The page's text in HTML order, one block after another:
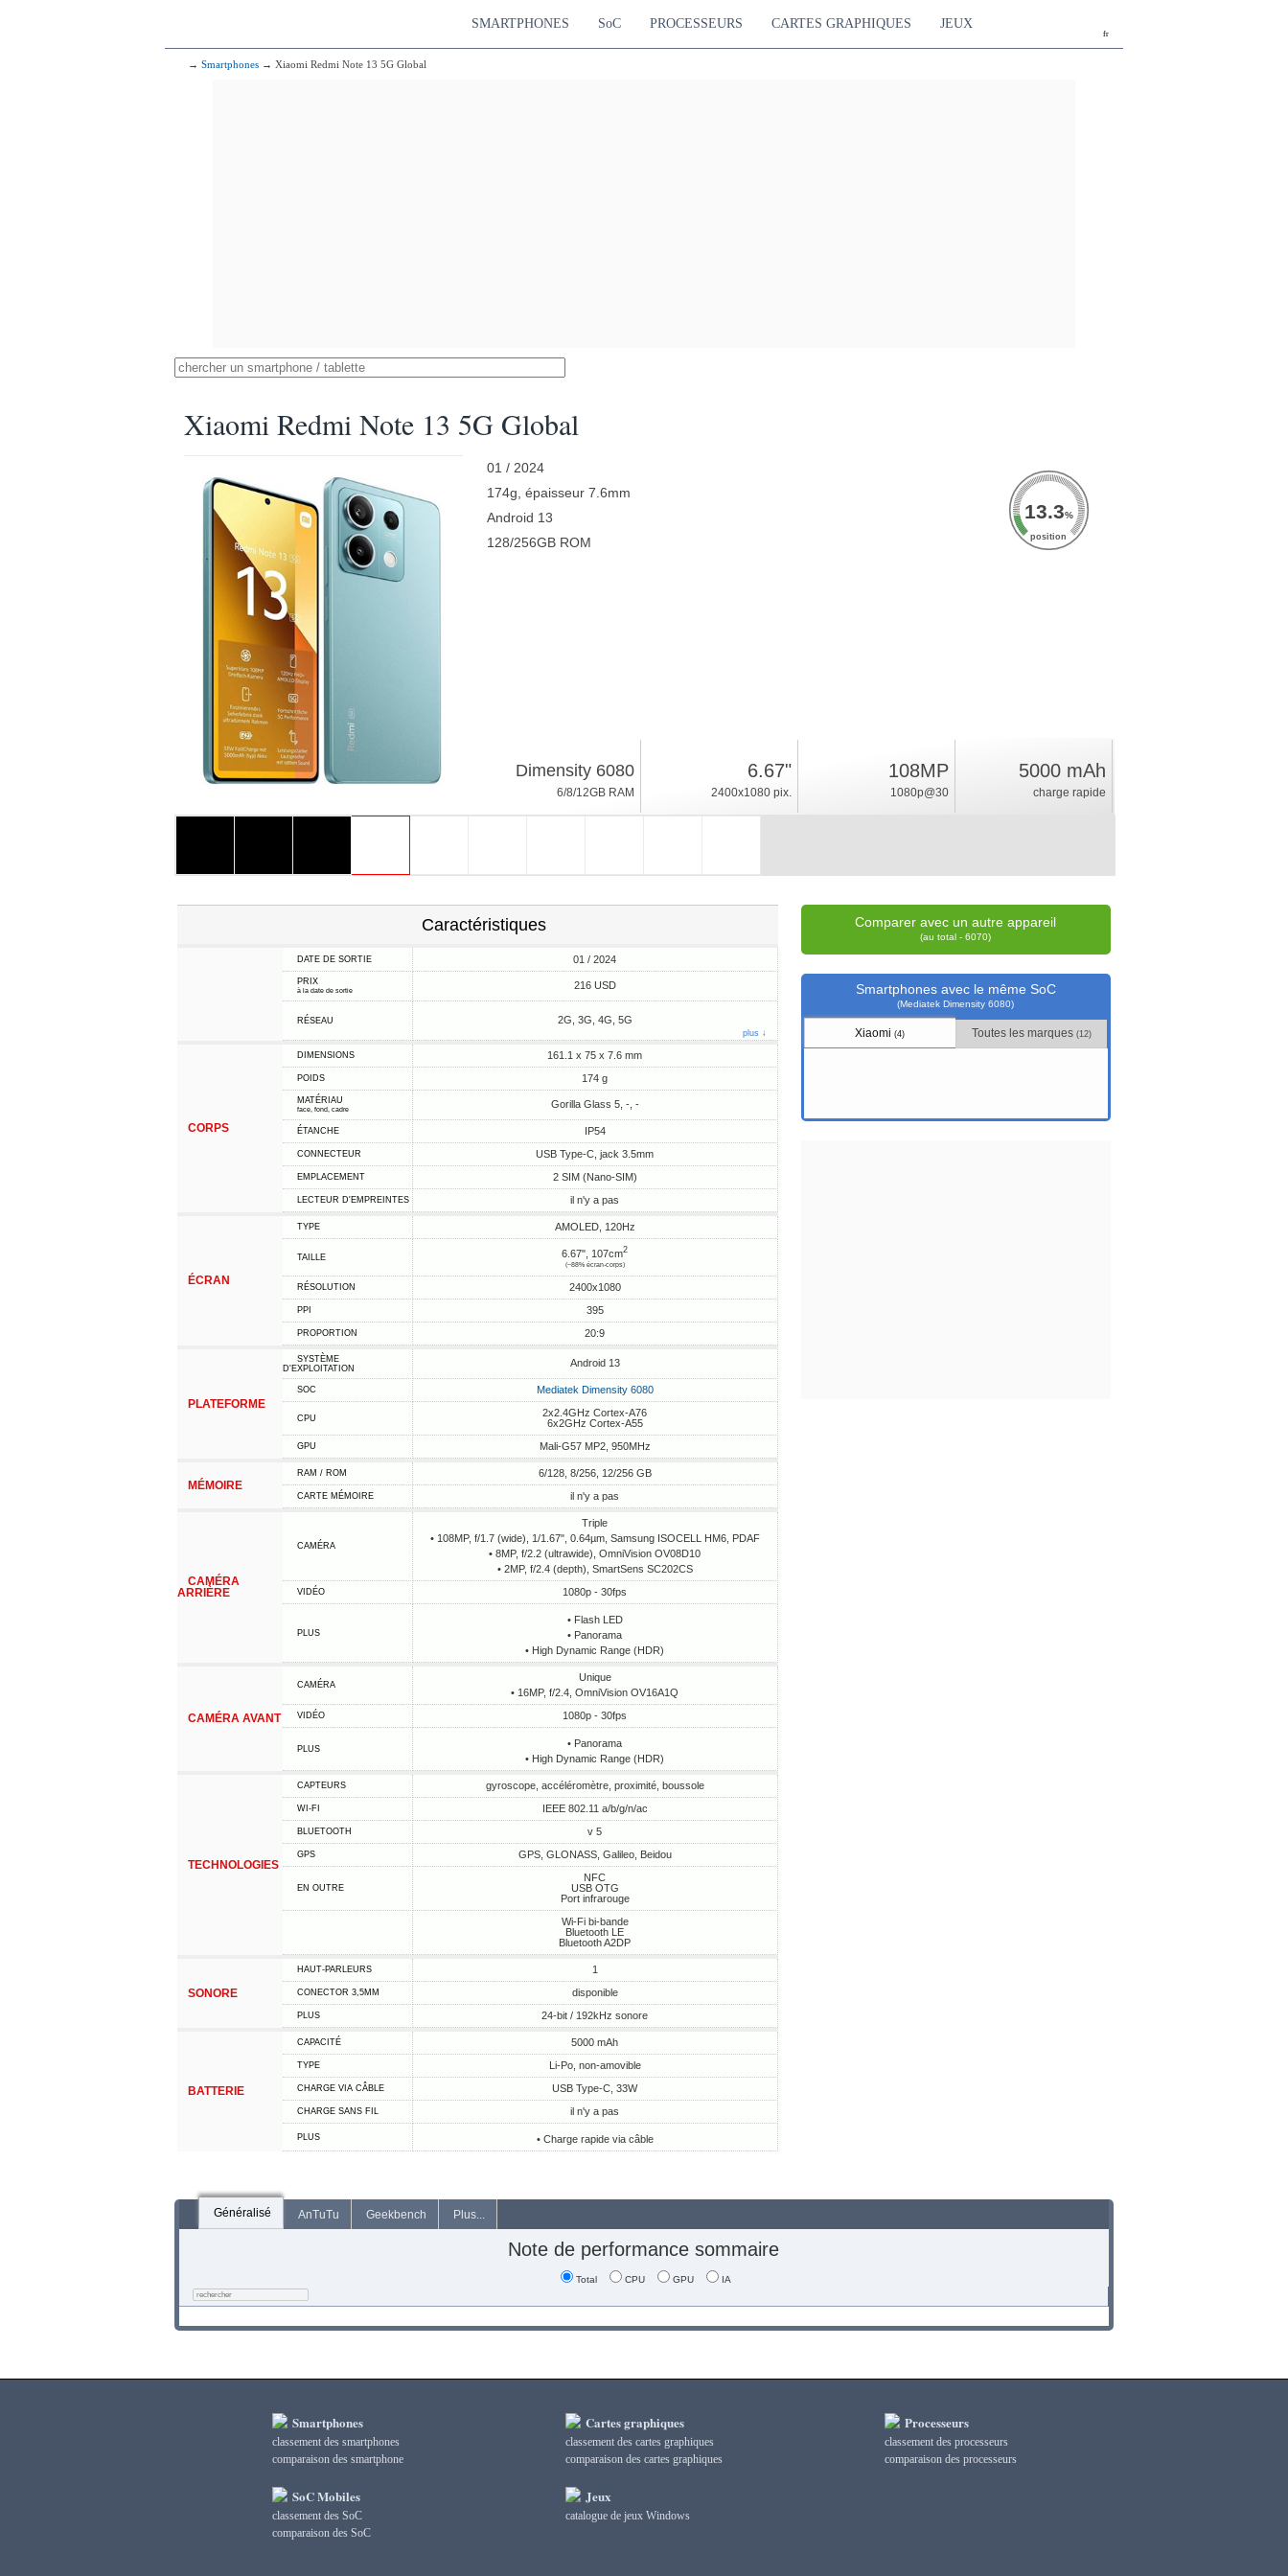
fr
SMARTPHONES SoC PROCESSEURS CARTES GRAPHIQUES JEUX
→ Smartphones → Xiaomi Redmi Note 13 5G Global
Xiaomi Redmi Note 13 5G Global
01 / 2024
174g, épaisseur 7.6mm
Android 13
128/256GB ROM
13.3%
position
Dimensity 6080
6/8/12GB RAM
6.67"
2400x1080 pix.
108MP
1080p@30
5000 mAh
charge rapide
Caractéristiques
DATE DE SORTIE 01 / 2024
PRIX
à la date de sortie 216 USD
RÉSEAU 2G, 3G, 4G, 5G
plus ↓
CORPS
DIMENSIONS 161.1 x 75 x 7.6 mm
POIDS 174 g
MATÉRIAU
face, fond, cadre Gorilla Glass 5, -, -
ÉTANCHE IP54
CONNECTEUR USB Type-C, jack 3.5mm
EMPLACEMENT 2 SIM (Nano-SIM)
LECTEUR D'EMPREINTES il n'y a pas
ÉCRAN
TYPE AMOLED, 120Hz
TAILLE 6.67", 107cm2
(~88% écran-corps)
RÉSOLUTION 2400x1080
PPI 395
PROPORTION 20:9
PLATEFORME
SYSTÈME
D'EXPLOITATION
Android 13
SOC Mediatek Dimensity 6080
CPU
2x2.4GHz Cortex-A76
6x2GHz Cortex-A55
GPU Mali-G57 MP2, 950MHz
MÉMOIRE
RAM / ROM 6/128, 8/256, 12/256 GB
CARTE MÉMOIRE il n'y a pas
CAMÉRA
ARRIÈRE
CAMÉRA
Triple
• 108MP, f/1.7 (wide), 1/1.67", 0.64µm, Samsung ISOCELL HM6, PDAF
• 8MP, f/2.2 (ultrawide), OmniVision OV08D10
• 2MP, f/2.4 (depth), SmartSens SC202CS
VIDÉO 1080p - 30fps
PLUS
• Flash LED
• Panorama
• High Dynamic Range (HDR)
CAMÉRA AVANT
CAMÉRA
Unique
• 16MP, f/2.4, OmniVision OV16A1Q
VIDÉO 1080p - 30fps
PLUS
• Panorama
• High Dynamic Range (HDR)
TECHNOLOGIES
CAPTEURS gyroscope, accéléromètre, proximité, boussole
WI-FI IEEE 802.11 a/b/g/n/ac
BLUETOOTH v 5
GPS GPS, GLONASS, Galileo, Beidou
EN OUTRE
NFC
USB OTG
Port infrarouge
Wi-Fi bi-bande
Bluetooth LE
Bluetooth A2DP
SONORE
HAUT-PARLEURS 1
CONECTOR 3,5MM disponible
PLUS 24-bit / 192kHz sonore
BATTERIE
CAPACITÉ 5000 mAh
TYPE Li-Po, non-amovible
CHARGE VIA CÂBLE USB Type-C, 33W
CHARGE SANS FIL il n'y a pas
PLUS • Charge rapide via câble
Comparer avec un autre appareil
(au total - 6070)
Smartphones avec le même SoC
(Mediatek Dimensity 6080)
Xiaomi(4) Toutes les marques (12)
Généralisé AnTuTu Geekbench Plus...
Note de performance sommaire
Total CPU GPU IA
Smartphones
classement des smartphones
сomparaison des smartphone
SoC Mobiles
classement des SoC
сomparaison des SoC
Cartes graphiques
classement des cartes graphiques
сomparaison des cartes graphiques
Jeux
catalogue de jeux Windows
Processeurs
classement des processeurs
сomparaison des processeurs